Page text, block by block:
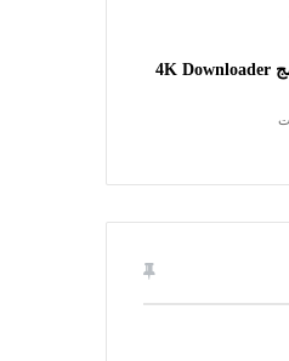
تفعيل برنامج 4K Downloader